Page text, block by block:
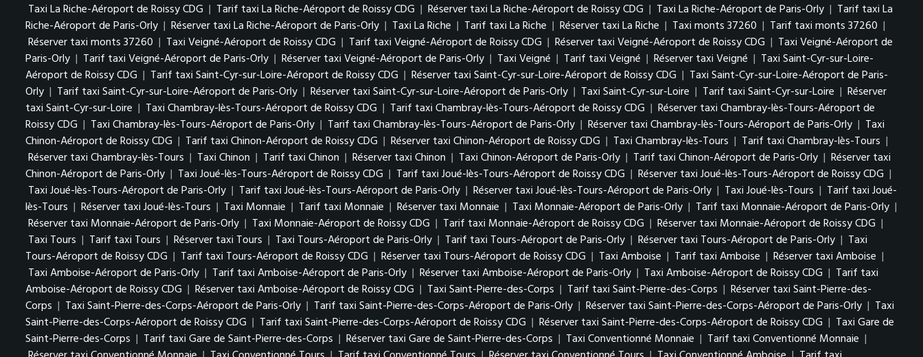
Taxi La Riche-Aéroport de Roissy CDG | Tarif taxi La Riche-Aéroport de Roissy CDG | Réserver taxi La Riche-Aéroport de Roissy CDG | Taxi La Riche-Aéroport de Paris-Orly | Tarif taxi La
Riche-Aéroport de Paris-Orly | Réserver taxi La Riche-Aéroport de Paris-Orly | Taxi La Riche | Tarif taxi La Riche | Réserver taxi La Riche | Taxi monts 37260 | Tarif taxi monts 37260 |
Réserver taxi monts 37260 | Taxi Veigné-Aéroport de Roissy CDG | Tarif taxi Veigné-Aéroport de Roissy CDG | Réserver taxi Veigné-Aéroport de Roissy CDG | Taxi Veigné-Aéroport de
Paris-Orly | Tarif taxi Veigné-Aéroport de Paris-Orly | Réserver taxi Veigné-Aéroport de Paris-Orly | Taxi Veigné | Tarif taxi Veigné | Réserver taxi Veigné | Taxi Saint-Cyr-sur-Loire-
Aéroport de Roissy CDG | Tarif taxi Saint-Cyr-sur-Loire-Aéroport de Roissy CDG | Réserver taxi Saint-Cyr-sur-Loire-Aéroport de Roissy CDG | Taxi Saint-Cyr-sur-Loire-Aéroport de Paris-
Orly | Tarif taxi Saint-Cyr-sur-Loire-Aéroport de Paris-Orly | Réserver taxi Saint-Cyr-sur-Loire-Aéroport de Paris-Orly | Taxi Saint-Cyr-sur-Loire | Tarif taxi Saint-Cyr-sur-Loire | Réserver
taxi Saint-Cyr-sur-Loire | Taxi Chambray-lès-Tours-Aéroport de Roissy CDG | Tarif taxi Chambray-lès-Tours-Aéroport de Roissy CDG | Réserver taxi Chambray-lès-Tours-Aéroport de
Roissy CDG | Taxi Chambray-lès-Tours-Aéroport de Paris-Orly | Tarif taxi Chambray-lès-Tours-Aéroport de Paris-Orly | Réserver taxi Chambray-lès-Tours-Aéroport de Paris-Orly | Taxi
Chinon-Aéroport de Roissy CDG | Tarif taxi Chinon-Aéroport de Roissy CDG | Réserver taxi Chinon-Aéroport de Roissy CDG | Taxi Chambray-lès-Tours | Tarif taxi Chambray-lès-Tours |
Réserver taxi Chambray-lès-Tours | Taxi Chinon | Tarif taxi Chinon | Réserver taxi Chinon | Taxi Chinon-Aéroport de Paris-Orly | Tarif taxi Chinon-Aéroport de Paris-Orly | Réserver taxi
Chinon-Aéroport de Paris-Orly | Taxi Joué-lès-Tours-Aéroport de Roissy CDG | Tarif taxi Joué-lès-Tours-Aéroport de Roissy CDG | Réserver taxi Joué-lès-Tours-Aéroport de Roissy CDG |
Taxi Joué-lès-Tours-Aéroport de Paris-Orly | Tarif taxi Joué-lès-Tours-Aéroport de Paris-Orly | Réserver taxi Joué-lès-Tours-Aéroport de Paris-Orly | Taxi Joué-lès-Tours | Tarif taxi Joué-
lès-Tours | Réserver taxi Joué-lès-Tours | Taxi Monnaie | Tarif taxi Monnaie | Réserver taxi Monnaie | Taxi Monnaie-Aéroport de Paris-Orly | Tarif taxi Monnaie-Aéroport de Paris-Orly |
Réserver taxi Monnaie-Aéroport de Paris-Orly | Taxi Monnaie-Aéroport de Roissy CDG | Tarif taxi Monnaie-Aéroport de Roissy CDG | Réserver taxi Monnaie-Aéroport de Roissy CDG |
Taxi Tours | Tarif taxi Tours | Réserver taxi Tours | Taxi Tours-Aéroport de Paris-Orly | Tarif taxi Tours-Aéroport de Paris-Orly | Réserver taxi Tours-Aéroport de Paris-Orly | Taxi
Tours-Aéroport de Roissy CDG | Tarif taxi Tours-Aéroport de Roissy CDG | Réserver taxi Tours-Aéroport de Roissy CDG | Taxi Amboise | Tarif taxi Amboise | Réserver taxi Amboise |
Taxi Amboise-Aéroport de Paris-Orly | Tarif taxi Amboise-Aéroport de Paris-Orly | Réserver taxi Amboise-Aéroport de Paris-Orly | Taxi Amboise-Aéroport de Roissy CDG | Tarif taxi
Amboise-Aéroport de Roissy CDG | Réserver taxi Amboise-Aéroport de Roissy CDG | Taxi Saint-Pierre-des-Corps | Tarif taxi Saint-Pierre-des-Corps | Réserver taxi Saint-Pierre-des-
Corps | Taxi Saint-Pierre-des-Corps-Aéroport de Paris-Orly | Tarif taxi Saint-Pierre-des-Corps-Aéroport de Paris-Orly | Réserver taxi Saint-Pierre-des-Corps-Aéroport de Paris-Orly | Taxi
Saint-Pierre-des-Corps-Aéroport de Roissy CDG | Tarif taxi Saint-Pierre-des-Corps-Aéroport de Roissy CDG | Réserver taxi Saint-Pierre-des-Corps-Aéroport de Roissy CDG | Taxi Gare de
Saint-Pierre-des-Corps | Tarif taxi Gare de Saint-Pierre-des-Corps | Réserver taxi Gare de Saint-Pierre-des-Corps | Taxi Conventionné Monnaie | Tarif taxi Conventionné Monnaie |